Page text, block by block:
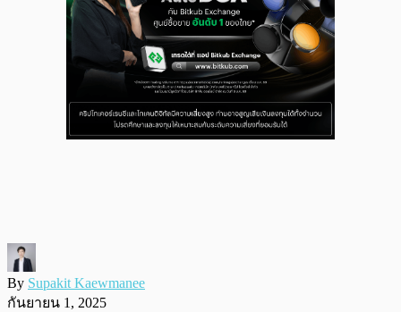
By Supakit Kaewmanee
กันยายน 1, 2025